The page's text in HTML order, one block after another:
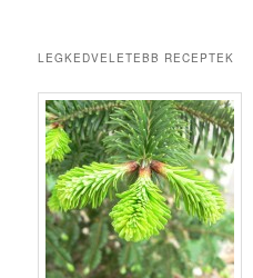
LEGKEDVELETEBB RECEPTEK